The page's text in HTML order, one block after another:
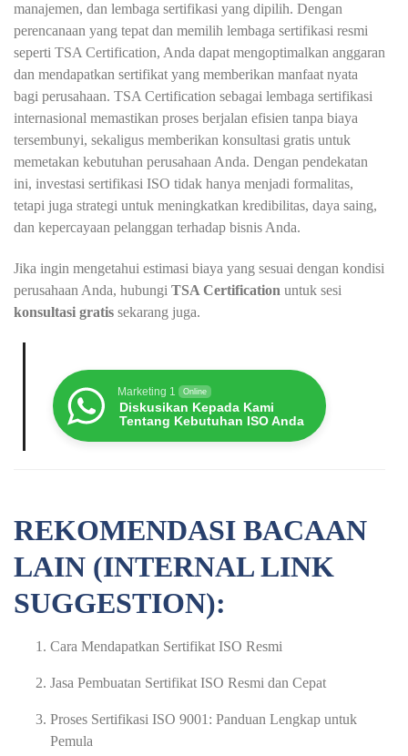
manajemen, dan lembaga sertifikasi yang dipilih. Dengan
perencanaan yang tepat dan memilih lembaga sertifikasi resmi
seperti TSA Certification, Anda dapat mengoptimalkan anggaran
dan mendapatkan sertifikat yang memberikan manfaat nyata
bagi perusahaan. TSA Certification sebagai lembaga sertifikasi
internasional memastikan proses berjalan efisien tanpa biaya
tersembunyi, sekaligus memberikan konsultasi gratis untuk
memetakan kebutuhan perusahaan Anda. Dengan pendekatan
ini, investasi sertifikasi ISO tidak hanya menjadi formalitas,
tetapi juga strategi untuk meningkatkan kredibilitas, daya saing,
dan kepercayaan pelanggan terhadap bisnis Anda.
Jika ingin mengetahui estimasi biaya yang sesuai dengan kondisi
perusahaan Anda, hubungi TSA Certification untuk sesi
konsultasi gratis sekarang juga.
Marketing 1 Online
Diskusikan Kepada Kami
Tentang Kebutuhan ISO Anda
REKOMENDASI BACAAN
LAIN (INTERNAL LINK
SUGGESTION):
Cara Mendapatkan Sertifikat ISO Resmi
Jasa Pembuatan Sertifikat ISO Resmi dan Cepat
Proses Sertifikasi ISO 9001: Panduan Lengkap untuk
Pemula